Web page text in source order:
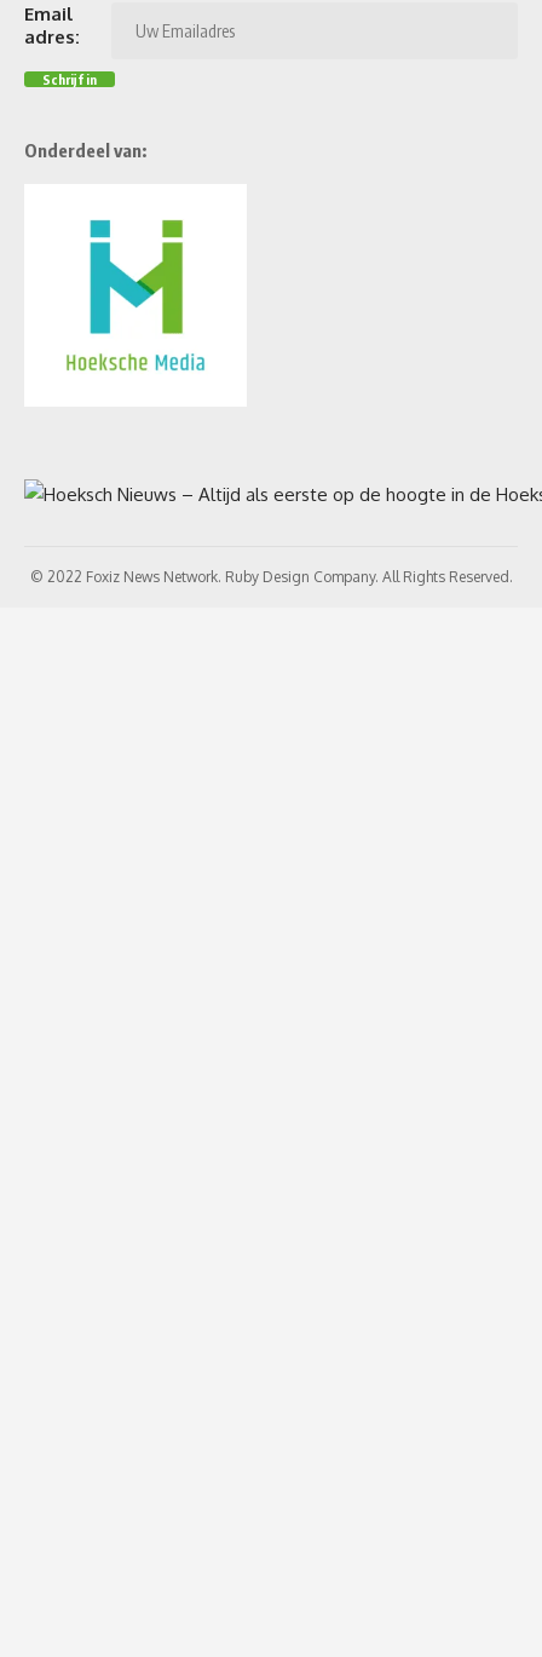
Email
adres:
Onderdeel van:
© 2022 Foxiz News Network. Ruby Design Company. All Rights Reserved.